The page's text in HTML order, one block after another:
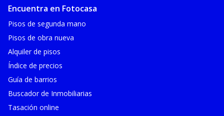
Encuentra en Fotocasa
Pisos de segunda mano
Pisos de obra nueva
Alquiler de pisos
Índice de precios
Guía de barrios
Buscador de Inmobiliarias
Tasación online